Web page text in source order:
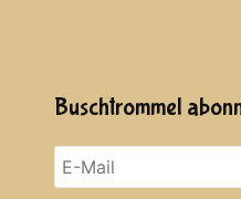
Buschtrommel